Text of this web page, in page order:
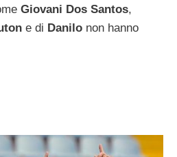
Giovani Dos Santos,
e di Danilo non hanno